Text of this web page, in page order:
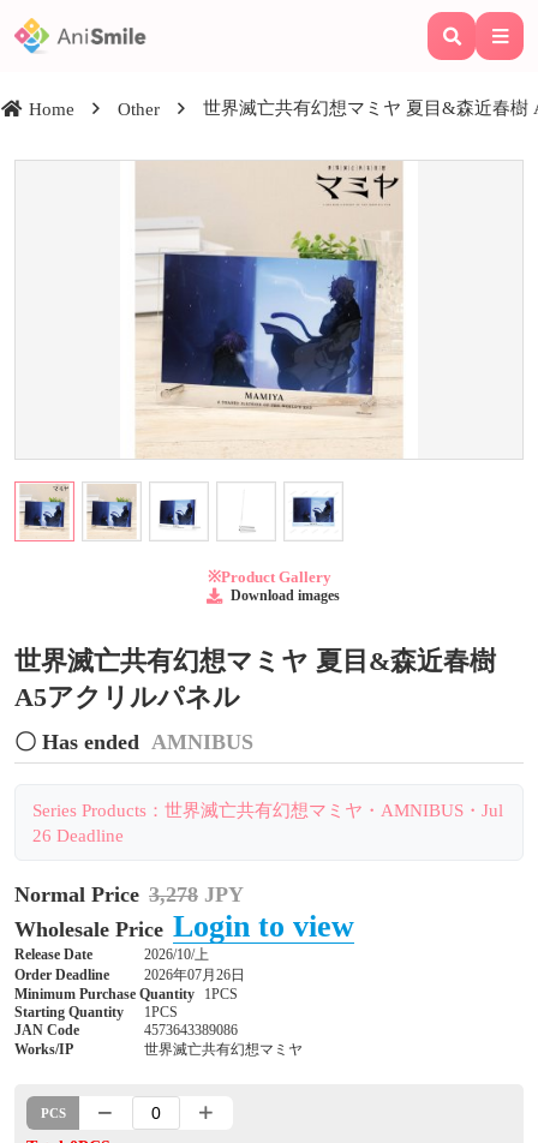
Home Other 世界滅亡共有幻想マミヤ 夏目&森近春樹
※Product Gallery
Download images
世界滅亡共有幻想マミヤ 夏目&森近春樹
A5アクリルパネル
〇 Has ended AMNIBUS
Series Products：世界滅亡共有幻想マミヤ・AMNIBUS・Jul
26 Deadline
Normal Price 3,278 JPY
Wholesale Price Login to view
Release Date
2026/10/上
Order Deadline
2026年07月26日
Minimum Purchase Quantity
1PCS
Starting Quantity
1PCS
JAN Code
4573643389086
Works/IP
世界滅亡共有幻想マミヤ
PCS